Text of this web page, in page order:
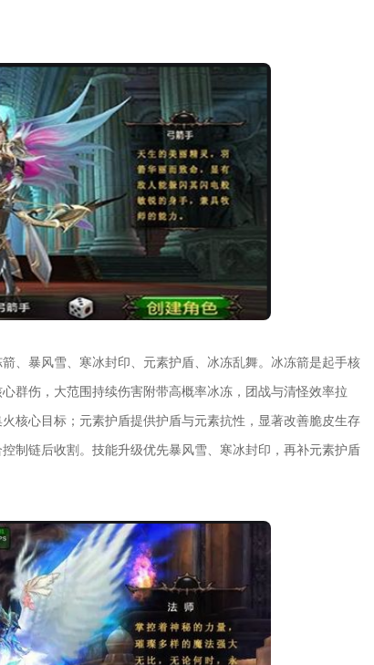
、暴风雪、寒冰封印、元素护盾、冰冻乱舞。冰冻箭是起手核
群伤，大范围持续伤害附带高概率冰冻，团战与清怪效率拉
核心目标；元素护盾提供护盾与元素抗性，显著改善脆皮生存
制链后收割。技能升级优先暴风雪、寒冰封印，再补元素护盾